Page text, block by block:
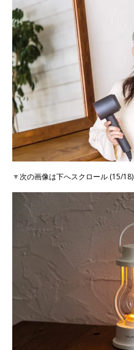
▼次の画像は下へスクロール (15/18)